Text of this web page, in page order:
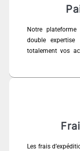
Notre
double
totalement vos
Les frais